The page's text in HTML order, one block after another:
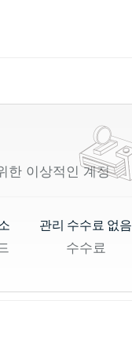
한 이상적인 계정
관리 수수료 없음
수수료